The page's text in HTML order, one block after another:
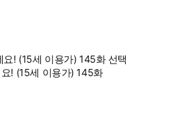
! (15세 이용가) 145화 선택
! (15세 이용가) 145화